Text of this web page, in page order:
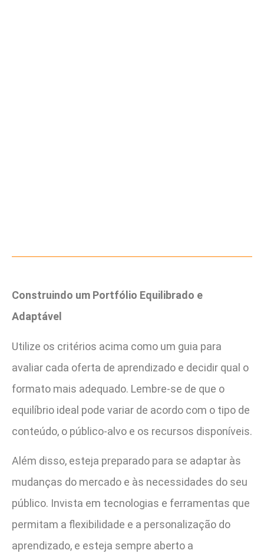
Construindo um Portfólio Equilibrado e
Adaptável
Utilize os critérios acima como um guia para
avaliar cada oferta de aprendizado e decidir qual o
formato mais adequado. Lembre-se de que o
equilíbrio ideal pode variar de acordo com o tipo de
conteúdo, o público-alvo e os recursos disponíveis.
Além disso, esteja preparado para se adaptar às
mudanças do mercado e às necessidades do seu
público. Invista em tecnologias e ferramentas que
permitam a flexibilidade e a personalização do
aprendizado, e esteja sempre aberto a